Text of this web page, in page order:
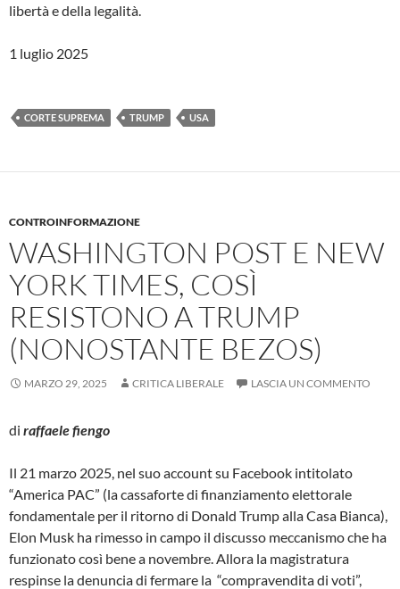
libertà e della legalità.
1 luglio 2025
CORTE SUPREMA TRUMP USA
CONTROINFORMAZIONE
WASHINGTON POST E NEW
YORK TIMES, COSÌ
RESISTONO A TRUMP
(NONOSTANTE BEZOS)
MARZO 29, 2025 CRITICA LIBERALE LASCIA UN COMMENTO
di raffaele fiengo
Il 21 marzo 2025, nel suo account su Facebook intitolato
“America PAC” (la cassaforte di finanziamento elettorale
fondamentale per il ritorno di Donald Trump alla Casa Bianca),
Elon Musk ha rimesso in campo il discusso meccanismo che ha
funzionato così bene a novembre. Allora la magistratura
respinse la denuncia di fermare la “compravendita di voti”,